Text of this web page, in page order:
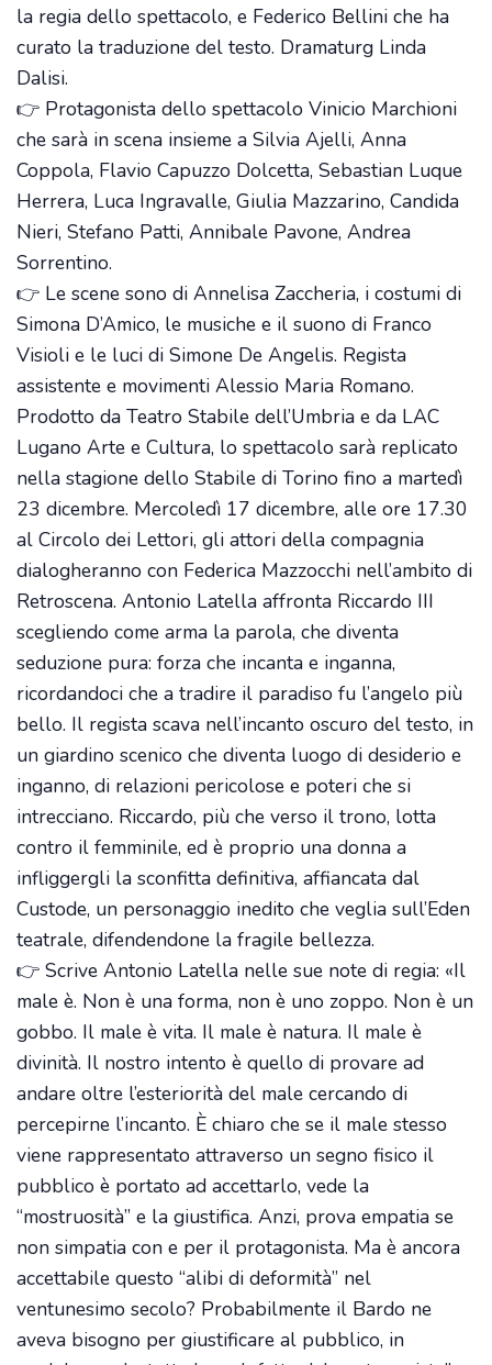
la regia dello spettacolo, e Federico Bellini che ha
curato la traduzione del testo. Dramaturg Linda
Dalisi.
👉 Protagonista dello spettacolo Vinicio Marchioni
che sarà in scena insieme a Silvia Ajelli, Anna
Coppola, Flavio Capuzzo Dolcetta, Sebastian Luque
Herrera, Luca Ingravalle, Giulia Mazzarino, Candida
Nieri, Stefano Patti, Annibale Pavone, Andrea
Sorrentino.
👉 Le scene sono di Annelisa Zaccheria, i costumi di
Simona D’Amico, le musiche e il suono di Franco
Visioli e le luci di Simone De Angelis. Regista
assistente e movimenti Alessio Maria Romano.
Prodotto da Teatro Stabile dell’Umbria e da LAC
Lugano Arte e Cultura, lo spettacolo sarà replicato
nella stagione dello Stabile di Torino fino a martedì
23 dicembre. Mercoledì 17 dicembre, alle ore 17.30
al Circolo dei Lettori, gli attori della compagnia
dialogheranno con Federica Mazzocchi nell’ambito di
Retroscena. Antonio Latella affronta Riccardo III
scegliendo come arma la parola, che diventa
seduzione pura: forza che incanta e inganna,
ricordandoci che a tradire il paradiso fu l’angelo più
bello. Il regista scava nell’incanto oscuro del testo, in
un giardino scenico che diventa luogo di desiderio e
inganno, di relazioni pericolose e poteri che si
intrecciano. Riccardo, più che verso il trono, lotta
contro il femminile, ed è proprio una donna a
infliggergli la sconfitta definitiva, affiancata dal
Custode, un personaggio inedito che veglia sull’Eden
teatrale, difendendone la fragile bellezza.
👉 Scrive Antonio Latella nelle sue note di regia: «Il
male è. Non è una forma, non è uno zoppo. Non è un
gobbo. Il male è vita. Il male è natura. Il male è
divinità. Il nostro intento è quello di provare ad
andare oltre l’esteriorità del male cercando di
percepirne l’incanto. È chiaro che se il male stesso
viene rappresentato attraverso un segno fisico il
pubblico è portato ad accettarlo, vede la
“mostruosità” e la giustifica. Anzi, prova empatia se
non simpatia con e per il protagonista. Ma è ancora
accettabile questo “alibi di deformità” nel
ventunesimo secolo? Probabilmente il Bardo ne
aveva bisogno per giustificare al pubblico, in